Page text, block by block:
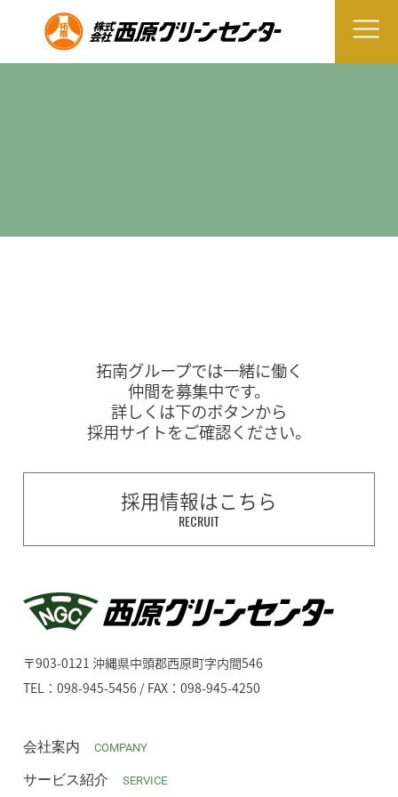
拓南グループでは一緒に働く
仲間を募集中です。
詳しくは下のボタンから
採用サイトをご確認ください。
採用情報はこちら
RECRUIT
〒903-0121 沖縄県中頭郡西原町字内間546
TEL：098-945-5456 / FAX：098-945-4250
会社案内 COMPANY
サービス紹介 SERVICE